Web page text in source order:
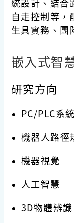
統設計、結合
自走控制等
生具實務、團
嵌入式智
研究方向
PC/PLC系
機器人路徑
機器視覺
人工智慧
3D物體辨識